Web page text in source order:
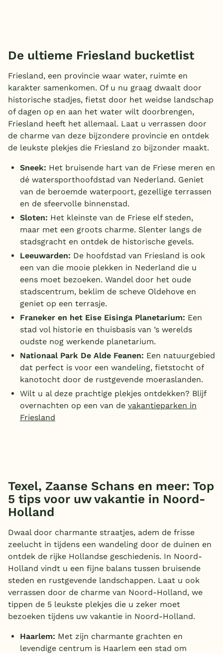
De ultieme Friesland bucketlist
Friesland, een provincie waar water, ruimte en
karakter samenkomen. Of u nu graag dwaalt door
historische stadjes, fietst door het weidse landschap
of dagen op en aan het water wilt doorbrengen,
Friesland heeft het allemaal. Laat u verrassen door
de charme van deze bijzondere provincie en ontdek
de leukste plekjes die Friesland zo bijzonder maakt.
Sneek: Het bruisende hart van de Friese meren en
dé watersporthoofdstad van Nederland. Geniet
van de beroemde waterpoort, gezellige terrassen
en de sfeervolle binnenstad.
Sloten: Het kleinste van de Friese elf steden,
maar met een groots charme. Slenter langs de
stadsgracht en ontdek de historische gevels.
Leeuwarden: De hoofdstad van Friesland is ook
een van die mooie plekken in Nederland die u
eens moet bezoeken. Wandel door het oude
stadscentrum, beklim de scheve Oldehove en
geniet op een terrasje.
Franeker en het Eise Eisinga Planetarium: Een
stad vol historie en thuisbasis van ’s werelds
oudste nog werkende planetarium.
Nationaal Park De Alde Feanen: Een natuurgebied
dat perfect is voor een wandeling, fietstocht of
kanotocht door de rustgevende moeraslanden.
Wilt u al deze prachtige plekjes ontdekken? Blijf
overnachten op een van de vakantieparken in
Friesland
Texel, Zaanse Schans en meer: Top
5 tips voor uw vakantie in Noord-
Holland
Dwaal door charmante straatjes, adem de frisse
zeelucht in tijdens een wandeling door de duinen en
ontdek de rijke Hollandse geschiedenis. In Noord-
Holland vindt u een fijne balans tussen bruisende
steden en rustgevende landschappen. Laat u ook
verrassen door de charme van Noord-Holland, we
tippen de 5 leukste plekjes die u zeker moet
bezoeken tijdens uw vakantie in Noord-Holland.
Haarlem: Met zijn charmante grachten en
levendige centrum is Haarlem een stad om